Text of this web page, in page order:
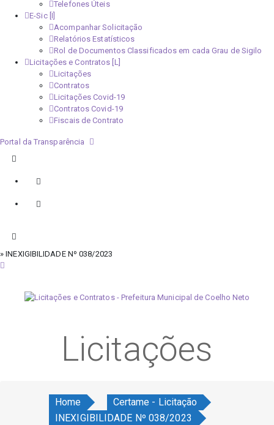
Telefones Úteis
E-Sic [I]
Acompanhar Solicitação
Relatórios Estatísticos
Rol de Documentos Classificados em cada Grau de Sigilo
Licitações e Contratos [L]
Licitações
Contratos
Licitações Covid-19
Contratos Covid-19
Fiscais de Contrato
Portal da Transparência
» INEXIGIBILIDADE Nº 038/2023
Licitações
Home
Certame - Licitação
INEXIGIBILIDADE Nº 038/2023